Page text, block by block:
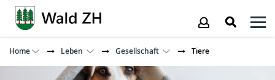
Kopfzeile
Home Leben Gesellschaft Tiere